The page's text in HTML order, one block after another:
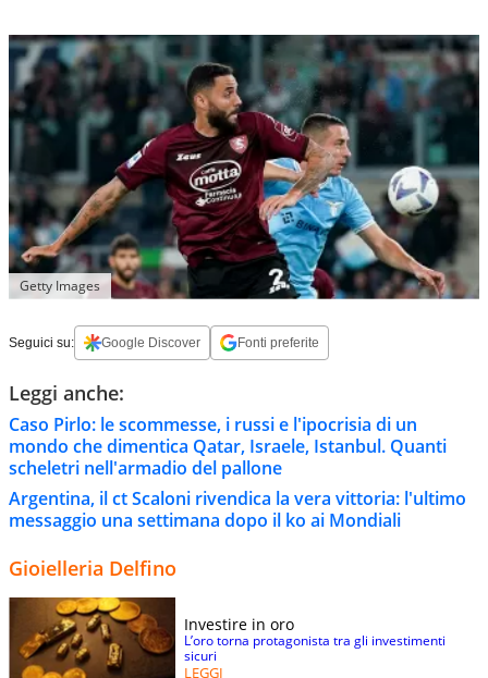
Getty Images
Seguici su: Google Discover Fonti preferite
Leggi anche:
Caso Pirlo: le scommesse, i russi e l'ipocrisia di un
mondo che dimentica Qatar, Israele, Istanbul. Quanti
scheletri nell'armadio del pallone
Argentina, il ct Scaloni rivendica la vera vittoria: l'ultimo
messaggio una settimana dopo il ko ai Mondiali
Gioielleria Delfino
Investire in oro
L’oro torna protagonista tra gli investimenti
sicuri
LEGGI